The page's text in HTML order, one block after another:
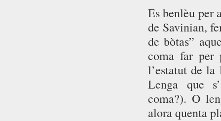
Es benlèu per
de Savinian,
de bòtas”
coma far per
l’estatut de
Lenga que
coma?). O
alora quenta